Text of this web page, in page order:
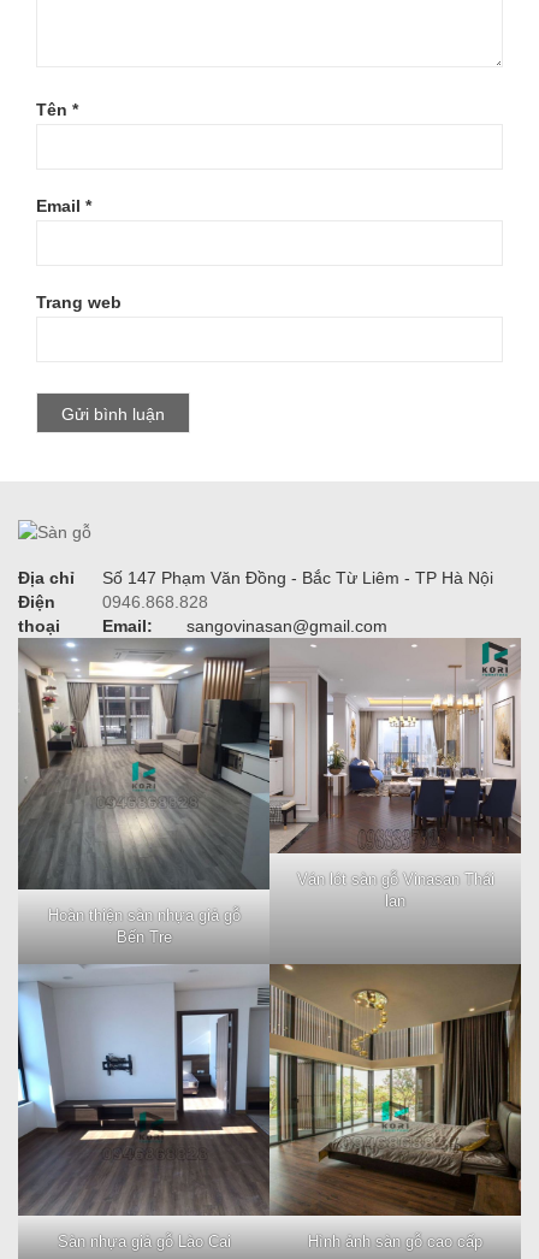
Tên *
Email *
Trang web
Địa chỉ
Số 147 Phạm Văn Đồng - Bắc Từ Liêm - TP Hà Nội
Điện
thoại
0946.868.828
Email:
sangovinasan@gmail.com
Hoàn thiện sàn nhựa giả gỗ
Bến Tre
Ván lót sàn gỗ Vinasan Thái
lan
Sàn nhựa giả gỗ Lào Cai Hình ảnh sàn gỗ cao cấp